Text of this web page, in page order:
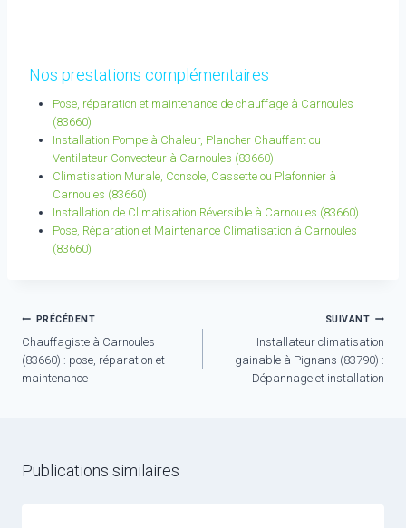
Nos prestations complémentaires
Pose, réparation et maintenance de chauffage à Carnoules
(83660)
Installation Pompe à Chaleur, Plancher Chauffant ou
Ventilateur Convecteur à Carnoules (83660)
Climatisation Murale, Console, Cassette ou Plafonnier à
Carnoules (83660)
Installation de Climatisation Réversible à Carnoules (83660)
Pose, Réparation et Maintenance Climatisation à Carnoules
(83660)
Navigation
de
l’article
PRÉCÉDENT
Chauffagiste à Carnoules
(83660) : pose, réparation et
maintenance
SUIVANT
Installateur climatisation
gainable à Pignans (83790) :
Dépannage et installation
Publications similaires